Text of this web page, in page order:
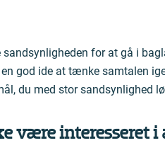
for at gå i
en god ide at tænke samtalen
du med stor sandsynlighed
være interesseret i